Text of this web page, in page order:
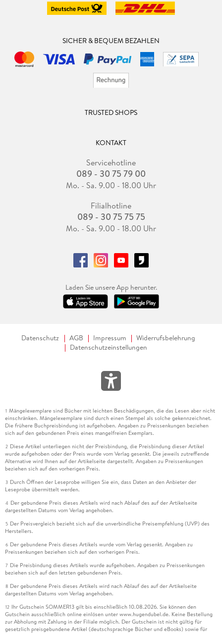
SICHER & BEQUEM BEZAHLEN
TRUSTED SHOPS
KONTAKT
Servicehotline
089 - 30 75 79 00
Mo. - Sa. 9.00 - 18.00 Uhr
Filialhotline
089 - 30 75 75 75
Mo. - Sa. 9.00 - 18.00 Uhr
Laden Sie unsere App herunter.
Datenschutz AGB Impressum
Widerrufsbelehrung
Datenschutzeinstellungen
1 Mängelexemplare sind Bücher mit leichten Beschädigungen, die das Lesen aber nicht
einschränken. Mängelexemplare sind durch einen Stempel als solche gekennzeichnet.
Die frühere Buchpreisbindung ist aufgehoben. Angaben zu Preissenkungen beziehen
sich auf den gebundenen Preis eines mangelfreien Exemplars.
2 Diese Artikel unterliegen nicht der Preisbindung, die Preisbindung dieser Artikel
wurde aufgehoben oder der Preis wurde vom Verlag gesenkt. Die jeweils zutreffende
Alternative wird Ihnen auf der Artikelseite dargestellt. Angaben zu Preissenkungen
beziehen sich auf den vorherigen Preis.
3 Durch Öffnen der Leseprobe willigen Sie ein, dass Daten an den Anbieter der
Leseprobe übermittelt werden.
4 Der gebundene Preis dieses Artikels wird nach Ablauf des auf der Artikelseite
dargestellten Datums vom Verlag angehoben.
5 Der Preisvergleich bezieht sich auf die unverbindliche Preisempfehlung (UVP) des
Herstellers.
6 Der gebundene Preis dieses Artikels wurde vom Verlag gesenkt. Angaben zu
Preissenkungen beziehen sich auf den vorherigen Preis.
7 Die Preisbindung dieses Artikels wurde aufgehoben. Angaben zu Preissenkungen
beziehen sich auf den letzten gebundenen Preis.
8 Der gebundene Preis dieses Artikels wird nach Ablauf des auf der Artikelseite
dargestellten Datums vom Verlag angehoben.
12 Ihr Gutschein SOMMER13 gilt bis einschließlich 10.08.2026. Sie können den
Gutschein ausschließlich online einlösen unter www.hugendubel.de. Keine Bestellung
zur Abholung mit Zahlung in der Filiale möglich. Der Gutschein ist nicht gültig für
gesetzlich preisgebundene Artikel (deutschsprachige Bücher und eBooks) sowie für